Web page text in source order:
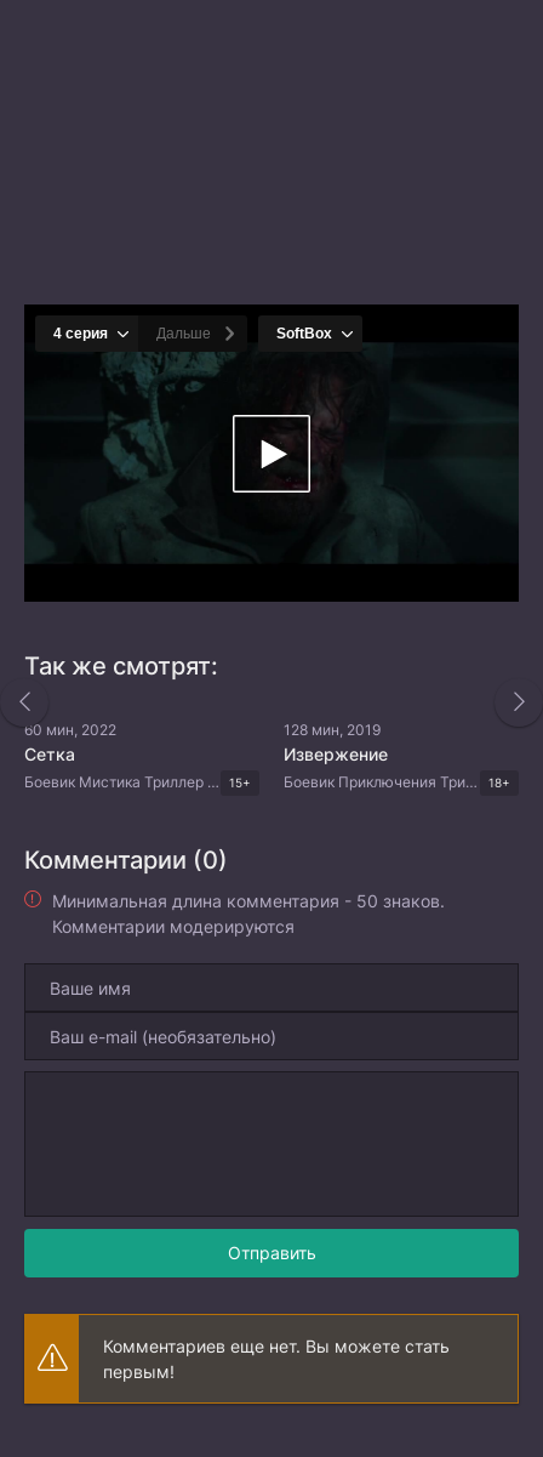
Так же смотрят:
60 мин, 2022
Сетка
Боевик Мистика Триллер Корейские дорамы 15+
128 мин, 2019
Извержение
Боевик Приключения Триллер Драма Корейские дорамы 18+
Комментарии (0)
Минимальная длина комментария - 50 знаков.
Комментарии модерируются
Отправить
Комментариев еще нет. Вы можете стать
первым!